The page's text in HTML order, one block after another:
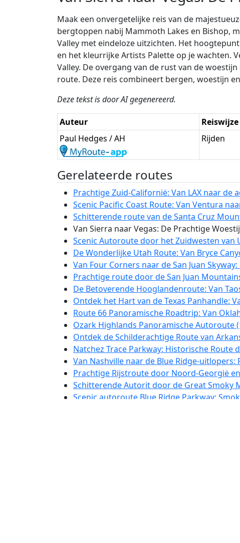
Maak een onvergetelijke reis van de
bergtoppen nabij Mammoth Lakes en Bishop,
Valley met eindeloze uitzichten. Het
en het kleurrijke Artists Palette op je wachten.
Valley. De overgang van de rust van de
route. Deze reis combineert bergen, woestijn
Deze tekst is door AI gegenereerd.
Auteur Reiswijze
Paul Hedges / AH
Rijden
Gerelateerde routes
Prachtige Zuid-Californië: Van LAX naar de
Scenic Pacific Coast Route: Van Ventura
Schitterende route van de Santa Cruz
Van Sierra naar Vegas: De Prachtige
Scenic Autoroute door het Zuidwesten van
De Wonderlijke Utah Route: Van Bryce
Van Four Corners naar de San Juan
Prachtige route door de San Juan
De Betoverende Hooglandenroute: Van
Ontdek het Hart van de Texas Panhandle:
Route 66 Panoramische Roadtrip: Van
Ozark Highlands Panoramische Autoroute
Ontdek de Schilderachtige Route van
Natchez Trace Parkway: Historische Route
Van Nashville naar de Blue Ridge-
Prachtige Rijstroute door Noord-Georgië
Schitterende Autorit door de Great Smoky
Scenic autoroute Blue Ridge Parkway: